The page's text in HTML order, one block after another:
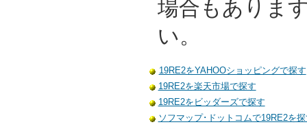
場合もありま
い。
19RE2をYAHOOショッピングで探す
19RE2を楽天市場で探す
19RE2をビッダーズで探す
ソフマップ･ドットコムで19RE2を